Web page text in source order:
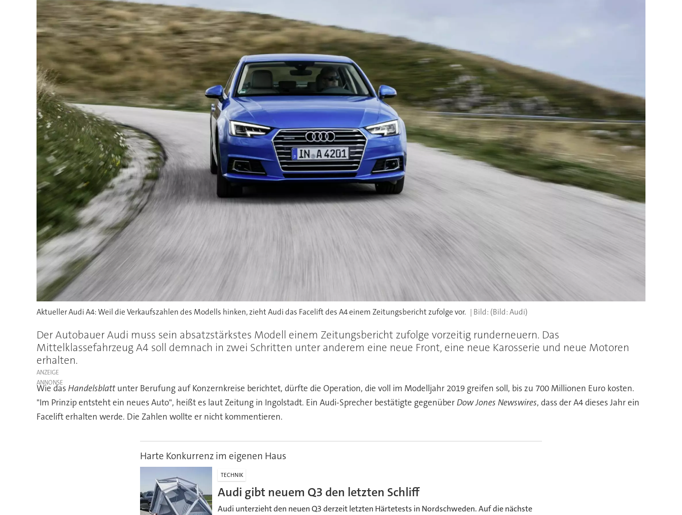
Aktueller Audi A4: Weil die Verkaufszahlen des Modells hinken, zieht Audi das Facelift des A4 einem Zeitungsbericht zufolge vor. (Bild: Audi)
Der Autobauer Audi muss sein absatzstärkstes Modell einem Zeitungsbericht zufolge vorzeitig runderneuern. Das
Mittelklassefahrzeug A4 soll demnach in zwei Schritten unter anderem eine neue Front, eine neue Karosserie und neue Motoren
erhalten.
ANZEIGE
Wie dasHandelsblattunter Berufung auf Konzernkreise berichtet, dürfte die Operation, die voll im Modelljahr 2019 greifen soll, bis zu 700 Millionen Euro kosten.
"Im Prinzip entsteht ein neues Auto", heißt es laut Zeitung in Ingolstadt. Ein Audi-Sprecher bestätigte gegenüberDow Jones Newswires, dass der A4 dieses Jahr ein
Facelift erhalten werde. Die Zahlen wollte er nicht kommentieren.
Harte Konkurrenz im eigenen Haus
TECHNIK
Audi gibt neuem Q3 den letzten Schliff
Audi unterzieht den neuen Q3 derzeit letzten Härtetests in Nordschweden. Auf die nächste